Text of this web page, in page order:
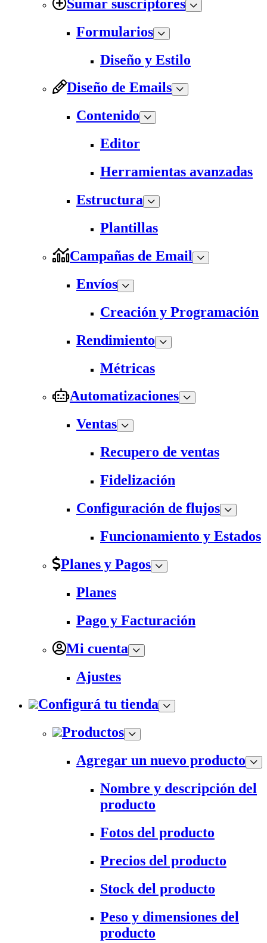
Sumar suscriptores
Formularios
Diseño y Estilo
Diseño de Emails
Contenido
Editor
Herramientas avanzadas
Estructura
Plantillas
Campañas de Email
Envíos
Creación y Programación
Rendimiento
Métricas
Automatizaciones
Ventas
Recupero de ventas
Fidelización
Configuración de flujos
Funcionamiento y Estados
Planes y Pagos
Planes
Pago y Facturación
Mi cuenta
Ajustes
Configurá tu tienda
Productos
Agregar un nuevo producto
Nombre y descripción del
producto
Fotos del producto
Precios del producto
Stock del producto
Peso y dimensiones del
producto